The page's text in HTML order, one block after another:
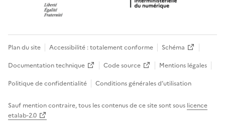
Plan du site Accessibilité : totalement conforme
Schéma
Documentation technique
Code source
Mentions légales
Politique de confidentialité
Conditions générales d’utilisation
Sauf mention contraire, tous les contenus de ce site sont sous licence
etalab-2.0